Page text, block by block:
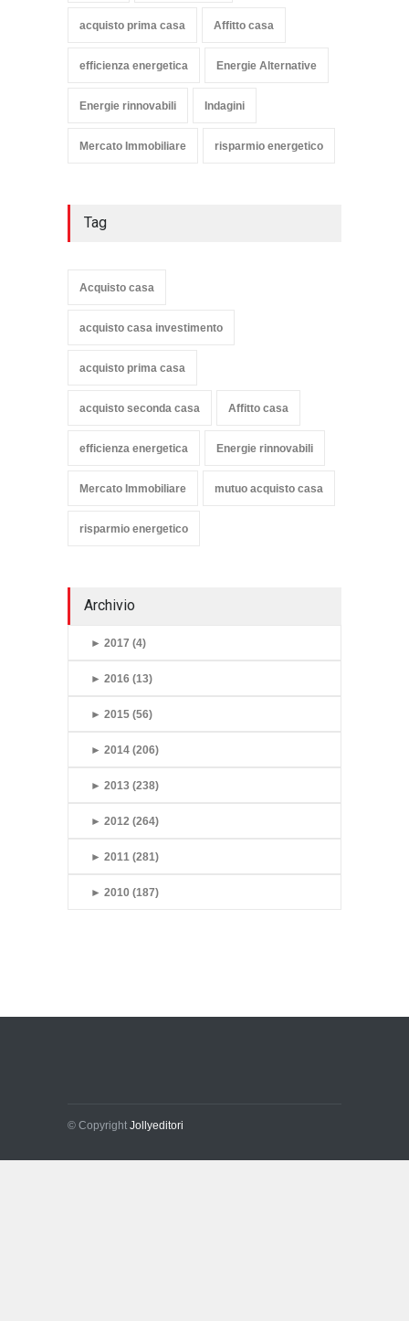
acquisto prima casa Affitto casa
efficienza energetica Energie Alternative
Energie rinnovabili Indagini
Mercato Immobiliare risparmio energetico
Tag
Acquisto casa
acquisto casa investimento
acquisto prima casa
acquisto seconda casa Affitto casa
efficienza energetica Energie rinnovabili
Mercato Immobiliare mutuo acquisto casa
risparmio energetico
Archivio
► 2017 (4)
► 2016 (13)
► 2015 (56)
► 2014 (206)
► 2013 (238)
► 2012 (264)
► 2011 (281)
► 2010 (187)
© Copyright Jollyeditori